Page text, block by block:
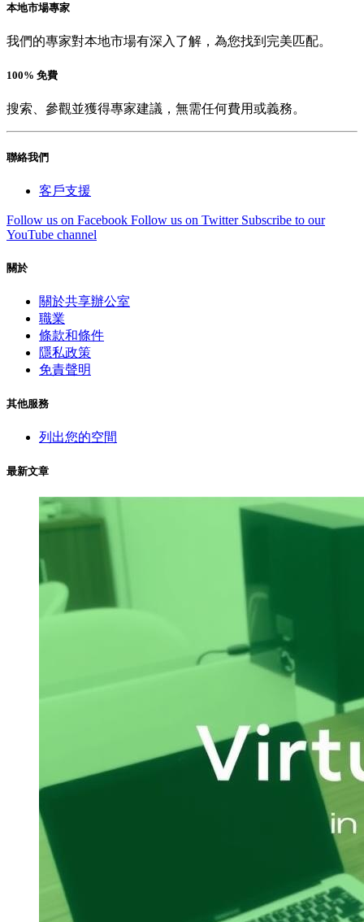
本地市場專家
我們的專家對本地市場有深入了解，為您找到完美匹配。
100% 免費
搜索、參觀並獲得專家建議，無需任何費用或義務。
聯絡我們
客戶支援
Follow us on Facebook Follow us on Twitter Subscribe to our
YouTube channel
關於
關於共享辦公室
職業
條款和條件
隱私政策
免責聲明
其他服務
列出您的空間
最新文章